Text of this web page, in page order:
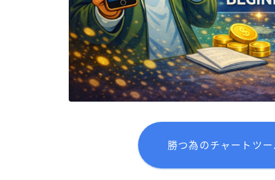
勝つ為のチャートツ